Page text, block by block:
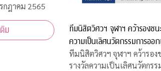
กฎาคม 2565
ม
ทีมนิสิตวิศวฯ จุฬาฯ คว้ารองชน
ความเป็นเลิศนวัตกรรมการออ
ความเร็วเสียงระดับโลก
ทีมนิสิตวิศวฯ จุฬาฯ คว้ารอง
รางวัลความเป็นเลิศนวัตกรร